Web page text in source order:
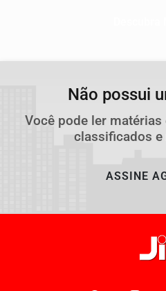
Não possui
Você pode ler
classificados
ASSINE